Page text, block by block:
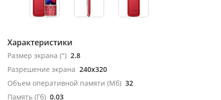
Характеристики
Размер экрана (") 2.8
Разрешение экрана 240x320
Объем оперативной памяти (Мб) 32
Память (Гб) 0.03